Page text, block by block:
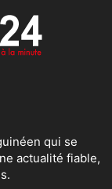
qui se
actualité fiable,